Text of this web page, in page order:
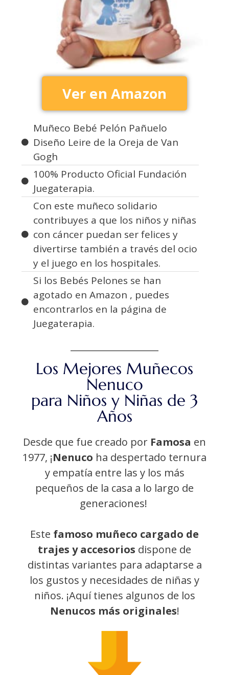
Ver en Amazon
Muñeco Bebé Pelón Pañuelo
Diseño Leire de la Oreja de Van
Gogh
100% Producto Oficial Fundación
Juegaterapia.
Con este muñeco solidario
contribuyes a que los niños y niñas
con cáncer puedan ser felices y
divertirse también a través del ocio
y el juego en los hospitales.
Si los Bebés Pelones se han
agotado en Amazon , puedes
encontrarlos en la página de
Juegaterapia.
Los Mejores Muñecos
Nenuco
para Niños y Niñas de 3
Años
Desde que fue creado por Famosa en
1977, ¡Nenuco ha despertado ternura
y empatía entre las y los más
pequeños de la casa a lo largo de
generaciones!
Este famoso muñeco cargado de
trajes y accesorios dispone de
distintas variantes para adaptarse a
los gustos y necesidades de niñas y
niños. ¡Aquí tienes algunos de los
Nenucos más originales!